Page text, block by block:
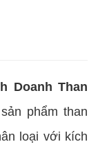
Doanh Than
phẩm than
loại với kích